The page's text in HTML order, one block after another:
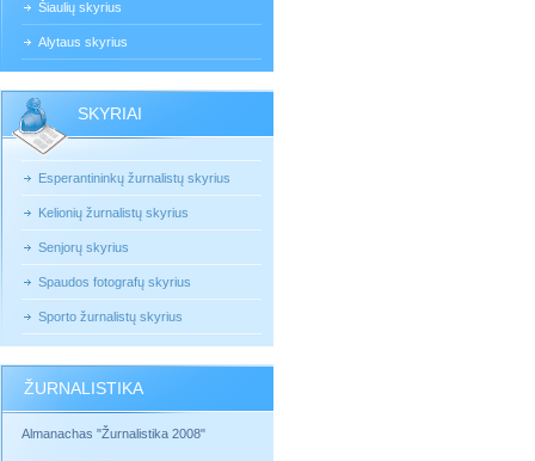
Šiaulių skyrius
Alytaus skyrius
SKYRIAI
Esperantininkų žurnalistų skyrius
Kelionių žurnalistų skyrius
Senjorų skyrius
Spaudos fotografų skyrius
Sporto žurnalistų skyrius
ŽURNALISTIKA
Almanachas "Žurnalistika 2008"